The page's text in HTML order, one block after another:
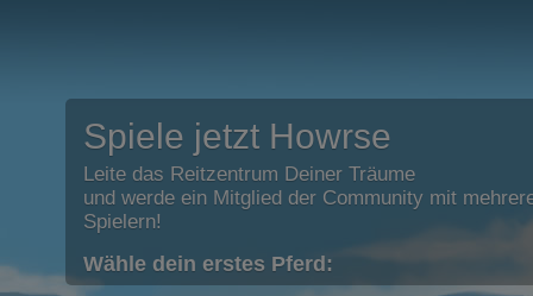
Spiele jetzt Howrse
Leite das Reitzentrum Deiner Träume
und werde ein Mitglied der Community mit
Spielern!
Wähle dein erstes Pferd: